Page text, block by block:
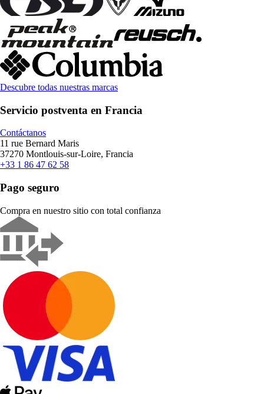
Descubre todas nuestras marcas
Servicio postventa en Francia
Contáctanos
11 rue Bernard Maris
37270 Montlouis-sur-Loire, Francia
+33 1 86 47 62 58
Pago seguro
Compra en nuestro sitio con total confianza